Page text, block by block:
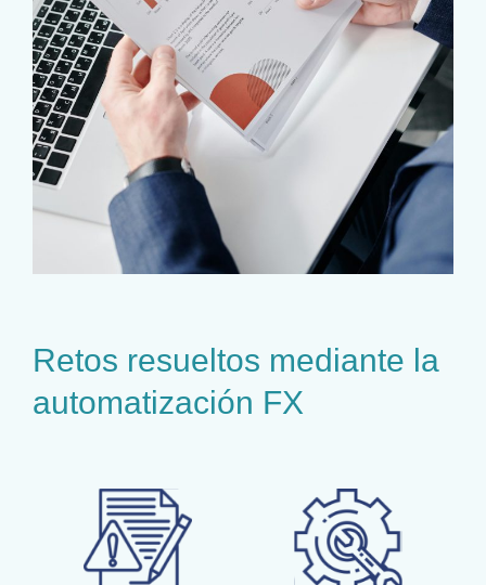
Retos resueltos mediante la
automatización FX